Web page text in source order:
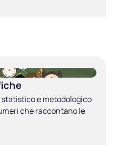
e metodologico
che raccontano le